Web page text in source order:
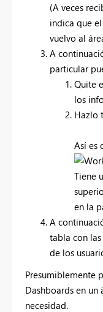
(A veces
indica que
vuelvo al
A
particular
Quite
los
Hazlo
Así es
Tiene
en la
A
tabla con
de los
Presumiblemente
Dashboards en
necesidad.